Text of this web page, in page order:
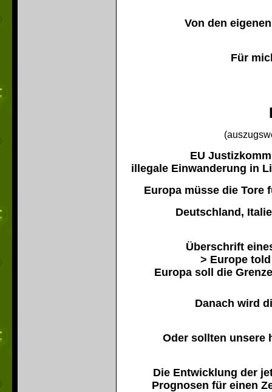
Von den
Für
EU
illegale Einwanderung in
Europa müsse die Tore
Deutschland,
Überschrift
> Europe
Europa soll die
Danach wird
Oder sollten unsere
Die Entwicklung der
Prognosen für einen